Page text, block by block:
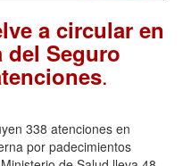
a circular en
del Seguro
.
338 atenciones en
por padecimientos